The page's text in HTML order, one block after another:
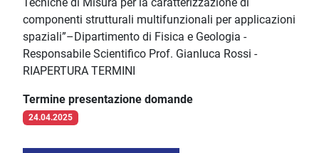
Tecniche di Misura per la caratterizzazione di
componenti strutturali multifunzionali per applicazioni
spaziali”–Dipartimento di Fisica e Geologia -
Responsabile Scientifico Prof. Gianluca Rossi -
RIAPERTURA TERMINI
Termine presentazione domande
24.04.2025